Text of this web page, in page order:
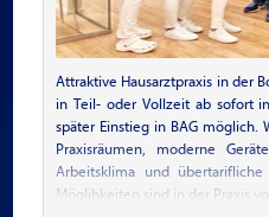
Attraktive Hausarztpraxis in der
in Teil- oder Vollzeit ab sofort
später Einstieg in BAG
Praxisräumen, moderne
Arbeitsklima und
Möglihkeiten sind in der Praxis